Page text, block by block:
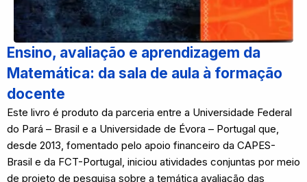
Ensino, avaliação e aprendizagem da
Matemática: da sala de aula à formação
docente
Este livro é produto da parceria entre a Universidade Federal
do Pará – Brasil e a Universidade de Évora – Portugal que,
desde 2013, fomentado pelo apoio financeiro da CAPES-
Brasil e da FCT-Portugal, iniciou atividades conjuntas por meio
de projeto de pesquisa sobre a temática avaliação das